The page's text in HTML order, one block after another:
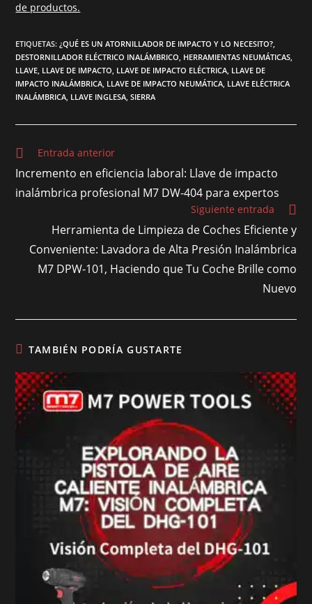
de productos.
ETIQUETAS:¿QUÉ ES UN ATORNILLADOR DE IMPACTO Y LO NECESITO?,
DESTORNILLADOR ELÉCTRICO INALÁMBRICO, HERRAMIENTAS NEUMÁTICAS,
LLAVE, LLAVE DE IMPACTO, LLAVE DE IMPACTO ELÉCTRICA, LLAVE DE
IMPACTO INALÁMBRICA, LLAVE DE IMPACTO NEUMÁTICA, LLAVE ELÉCTRICA
INALÁMBRICA, LLAVE INGLESA, SIERRA
Entrada anterior
Incremento en eficiencia laboral: Llave de impacto
inalámbrica profesional M7 DW-404 para expertos
Siguiente entrada
Herramienta de Limpieza de Coches Eficiente y
Conveniente: Lavadora de Alta Presión Inalámbrica
M7 DPW-101, Haciendo que Tu Coche Brille como
Nuevo
TAMBIÉN PODRÍA GUSTARTE